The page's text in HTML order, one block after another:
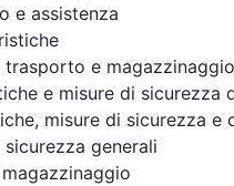
e assistenza
e magazzinaggio
e misure di sicurezza
misure di sicurezza
generali